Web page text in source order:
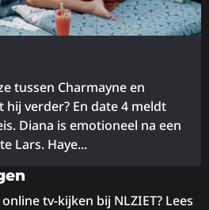
tussen Charmayne en
hij verder? En date 4 meldt
Diana is emotioneel na een
Lars. Haye...
tv-kijken bij NLZIET? Lees